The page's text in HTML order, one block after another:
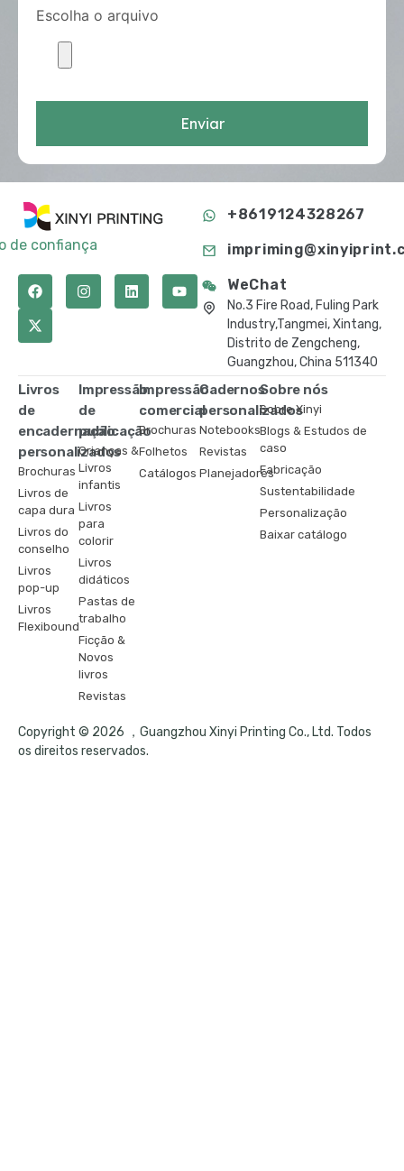
Escolha o arquivo
Enviar
de confiança
+8619124328267
WeChat
No.3 Fire Road, Fuling Park
Industry,Tangmei, Xintang,
Distrito de Zengcheng,
Guangzhou, China 511340
Livros
de
encadernação
personalizados
Brochuras
Livros de
capa dura
Livros do
conselho
Livros
pop-up
Livros
Flexibound
Impressão
de
publicação
Crianças &
Livros
infantis
Livros
para
colorir
Livros
didáticos
Pastas de
trabalho
Ficção &
Novos
livros
Revistas
Impressão
comercial
Brochuras
Folhetos
Catálogos
Cadernos
personalizados
Notebooks
Revistas
Planejadores
Sobre nós
Sobre Xinyi
Blogs & Estudos de
caso
Fabricação
Sustentabilidade
Personalização
Baixar catálogo
Copyright © 2026 ，Guangzhou Xinyi Printing Co., Ltd. Todos
os direitos reservados.